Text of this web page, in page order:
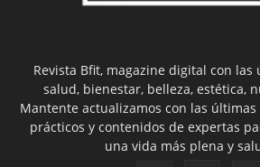
Revista Bfit, magazine digital con
salud, bienestar, belleza, estética,
Mantente actualizamos con las últimas
prácticos y contenidos de expertas
una vida más plena y